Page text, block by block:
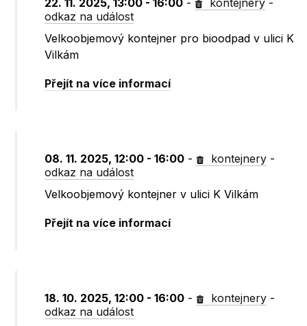
22. 11. 2025, 13:00 - 16:00 - kontejnery -
odkaz na událost
Velkoobjemový kontejner pro bioodpad v ulici K
Vilkám
Přejít na více informací
08. 11. 2025, 12:00 - 16:00 - kontejnery -
odkaz na událost
Velkoobjemový kontejner v ulici K Vilkám
Přejít na více informací
18. 10. 2025, 12:00 - 16:00 - kontejnery -
odkaz na událost